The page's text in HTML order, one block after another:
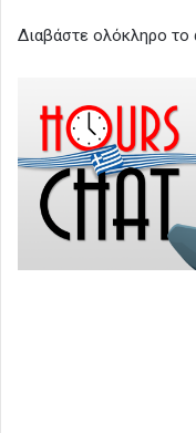
Διαβάστε ολόκληρο το